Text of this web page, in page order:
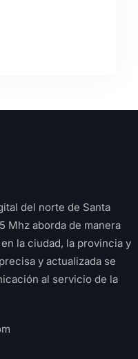
del norte de Santa
Mhz aborda de manera
la ciudad, la provincia y
y actualizada se
al servicio de la